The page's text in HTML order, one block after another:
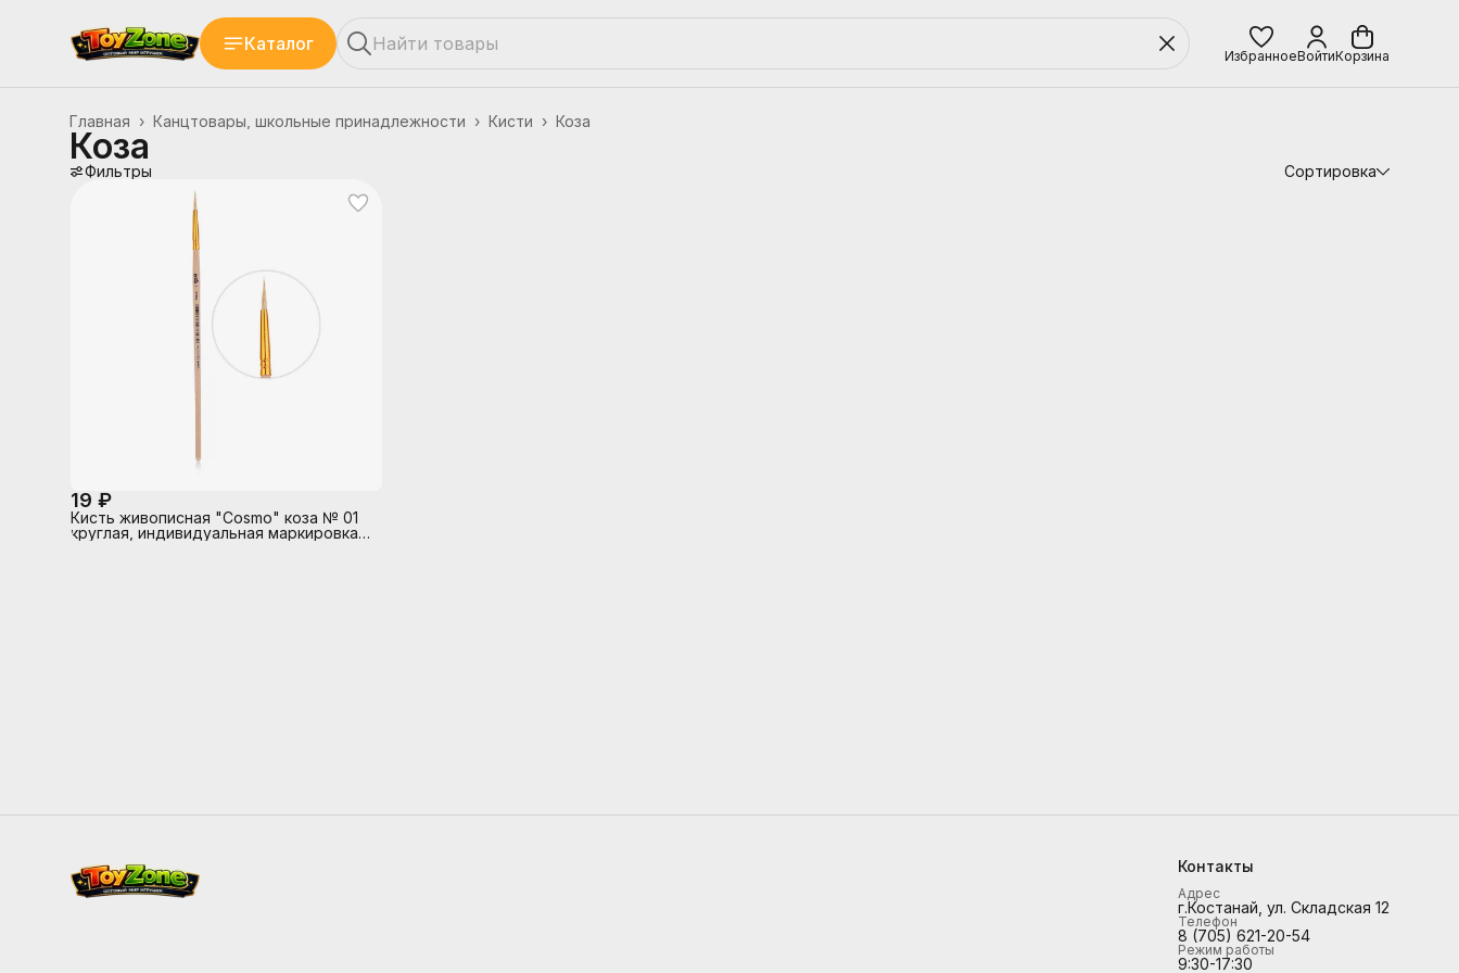
Каталог
ИзбранноеВойтиКорзина
Коза
Кисти ›
Канцтовары, школьные принадлежности ›
Главная ›
Коза
Фильтры Сортировка
19 ₽
Кисть живописная "Cosmo" коза № 01
круглая, индивидуальная маркировка,
Контакты
Адрес
г.Костанай, ул. Складская 12
Телефон
8 (705) 621-20-54
Режим работы
9:30-17:30